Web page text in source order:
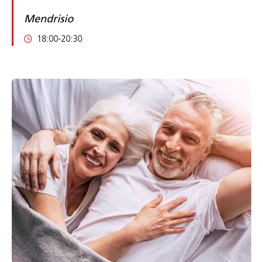
Mendrisio
18:00-20:30